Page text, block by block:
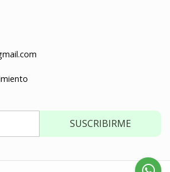
SUSCRIBIRME